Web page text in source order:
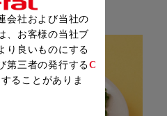
ドレッシング
会社および当社の
、お客様の当社ブ
り良いものにする
第三者の発行するC
ることがありま